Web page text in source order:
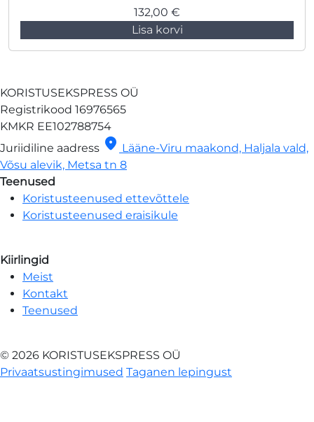
132,00 €
Lisa korvi
KORISTUSEKSPRESS OÜ
Registrikood 16976565
KMKR EE102788754
Juriidiline aadress location_on Lääne-Viru maakond, Haljala vald,
Võsu alevik, Metsa tn 8
Teenused
Koristusteenused ettevõttele
Koristusteenused eraisikule
Kiirlingid
Meist
Kontakt
Teenused
© 2026 KORISTUSEKSPRESS OÜ
Privaatsustingimused Taganen lepingust